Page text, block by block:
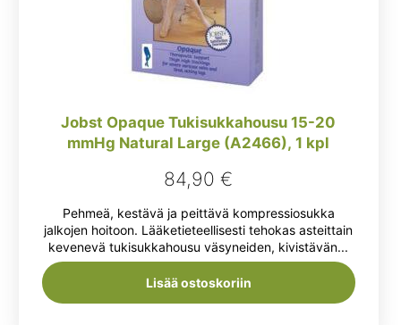
Jobst Opaque Tukisukkahousu 15-20
mmHg Natural Large (A2466), 1 kpl
84,90€
Pehmeä, kestävä ja peittävä kompressiosukka
jalkojen hoitoon. Lääketieteellisesti tehokas asteittain
kevenevä tukisukkahousu väsyneiden, kivistävän...
Lisää ostoskoriin